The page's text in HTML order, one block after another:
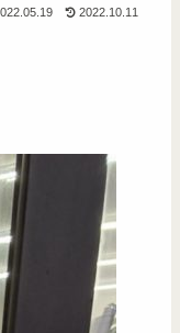
2022.10.11